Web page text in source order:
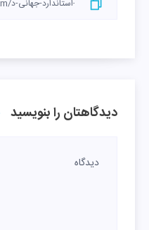
دیدگاهتان را بنویسید